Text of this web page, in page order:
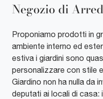
Negozio di
Proponiamo prodotti in
ambiente interno ed
estiva i giardini sono
personalizzare con stile
Giardino non ha nulla da
deputati ai locali di casa: